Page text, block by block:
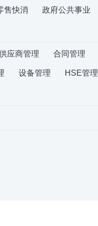
售快消 政府公共事业
应商管理 合同管理
设备管理 HSE管理